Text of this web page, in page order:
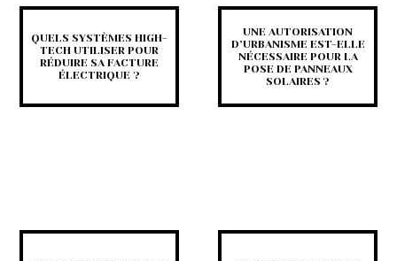
QUELS SYSTÈMES HIGH-
TECH UTILISER POUR
RÉDUIRE SA FACTURE
ÉLECTRIQUE ?
UNE AUTORISATION
D’URBANISME EST-ELLE
NÉCESSAIRE POUR LA
POSE DE PANNEAUX
SOLAIRES ?